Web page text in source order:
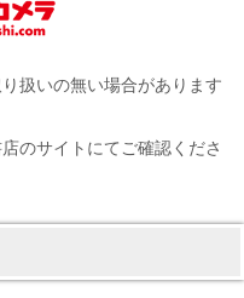
扱いの無い場合があります
のサイトにてご確認くださ